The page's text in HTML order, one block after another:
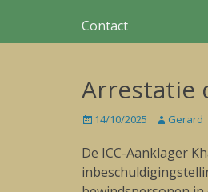
content
Contact
Arrestatie
Posted
14/10/2025 Author
Gerard
De ICC-Aanklager